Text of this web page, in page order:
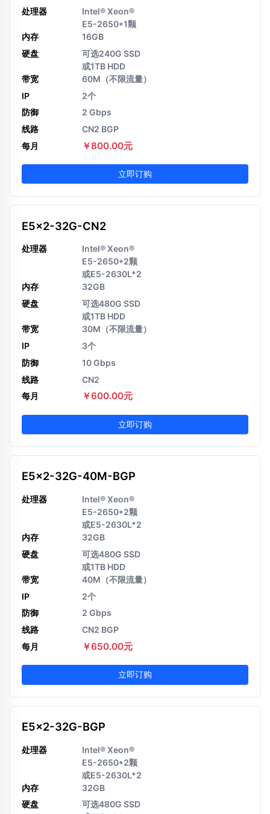
处理器
Intel® Xeon®
E5-2650*1颗
内存
16GB
硬盘
可选240G SSD
或1TB HDD
带宽
60M（不限流量）
IP
2个
防御
2 Gbps
线路
CN2 BGP
每月
￥800.00元
立即订购
E5x2-32G-CN2
处理器
Intel® Xeon®
E5-2650*2颗
或E5-2630L*2
内存
32GB
硬盘
可选480G SSD
或1TB HDD
带宽
30M（不限流量）
IP
3个
防御
10 Gbps
线路
CN2
每月
￥600.00元
立即订购
E5x2-32G-40M-BGP
处理器
Intel® Xeon®
E5-2650*2颗
或E5-2630L*2
内存
32GB
硬盘
可选480G SSD
或1TB HDD
带宽
40M（不限流量）
IP
2个
防御
2 Gbps
线路
CN2 BGP
每月
￥650.00元
立即订购
E5x2-32G-BGP
处理器
Intel® Xeon®
E5-2650*2颗
或E5-2630L*2
内存
32GB
硬盘
可选480G SSD